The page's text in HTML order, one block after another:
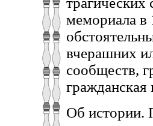
мемориала в
вчерашних
сообществ,
Об истории.